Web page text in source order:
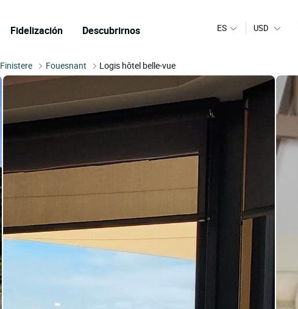
Fidelización Descubrirnos ES USD
Finistere Fouesnant Logis hôtel belle-vue